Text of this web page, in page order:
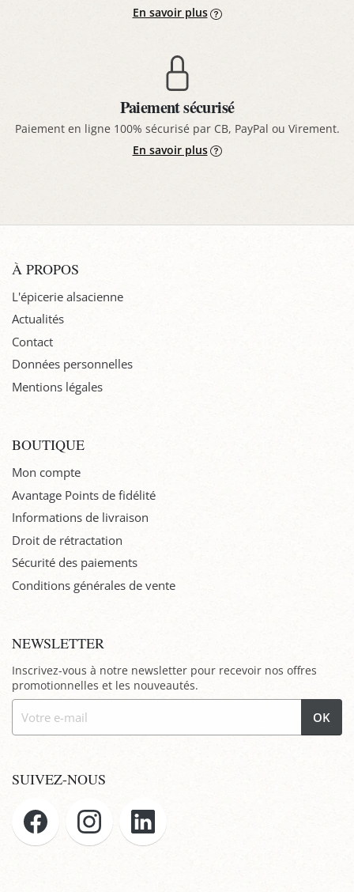
En savoir plus
Paiement sécurisé
Paiement en ligne 100% sécurisé par CB, PayPal ou Virement.
En savoir plus
À PROPOS
L'épicerie alsacienne
Actualités
Contact
Données personnelles
Mentions légales
BOUTIQUE
Mon compte
Avantage Points de fidélité
Informations de livraison
Droit de rétractation
Sécurité des paiements
Conditions générales de vente
NEWSLETTER
Inscrivez-vous à notre newsletter pour recevoir nos offres
promotionnelles et les nouveautés.
OK
SUIVEZ-NOUS